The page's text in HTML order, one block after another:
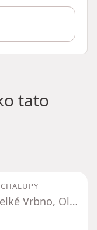
tato
Staré Město - Velké Vrbno, Olomoucký kraj